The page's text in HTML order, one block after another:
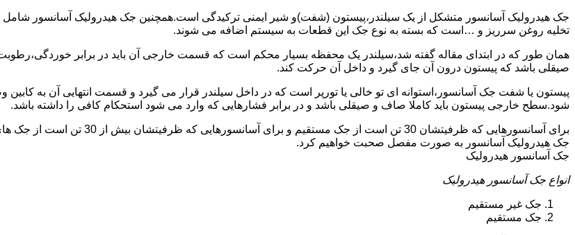
جک هیدرولیک آسانسور متشکل از یک سیلندر،پیستون (شفت)و شیر ایمنی ترکیدگی است.همچنین جک هیدرولیک آسانسور شامل
تخلیه روغن سرریز و …است که بسته به نوع جک این قطعات به سیستم اضافه می شوند.
همان طور که در ابتدای مقاله گفته شد،سیلندر یک محفظه بسیار محکم است که قسمت خارجی آن باید در برابر
صیقلی باشد که پیستون درون آن جای گیرد و داخل آن حرکت کند.
پیستون یا شفت جک آسانسور،استوانه ای تو خالی یا تورپر است که در داخل سیلندر قرار می گیرد و قسمت انتهایی آن به
شود.سطح خارجی پیستون باید کاملا صاف و صیقلی باشد و در برابر فشارهایی که وارد می شود استحکام کافی را داشته باشد.
برای آسانسورهایی که ظرفیتشان 30
جک هیدرولیک آسانسور به صورت مفصل صحبت خواهیم کرد.
جک آسانسور هیدرولیک
انواع جک آسانسور هیدرولیک
جک غیر مستقیم
جک مستقیم